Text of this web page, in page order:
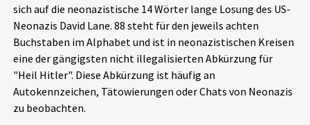
Schlaglichter
Phänomene
Aktuelles
sich auf die neonazistische 14 Wörter lange Losung des US-
Neonazis David Lane. 88 steht für den jeweils achten
Buchstaben im Alphabet und ist in neonazistischen Kreisen
eine der gängigsten nicht illegalisierten Abkürzung für
"Heil Hitler". Diese Abkürzung ist häufig an
Autokennzeichen, Tätowierungen oder Chats von Neonazis
zu beobachten.